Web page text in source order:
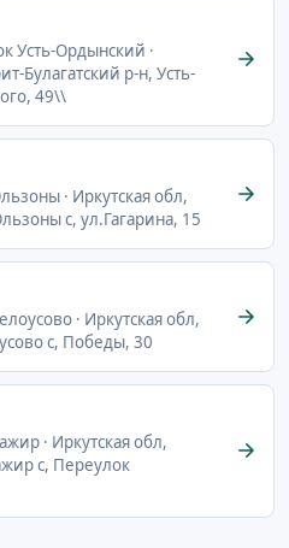
Усть-Ордынский ·
Булагатский р-н, Усть-
49\\
· Иркутская обл,
с, ул.Гагарина, 15
· Иркутская обл,
с, Победы, 30
· Иркутская обл,
с, Переулок